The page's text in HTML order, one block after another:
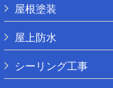
屋根塗装
屋上防水
シーリング工事